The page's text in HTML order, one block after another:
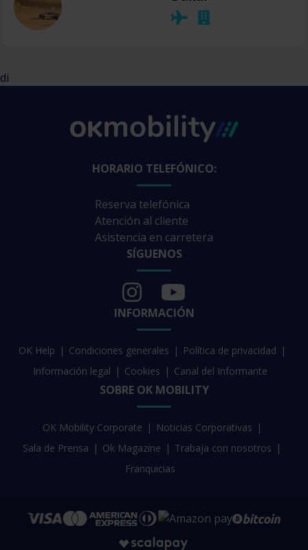
di
HORARIO TELEFÓNICO:
Reserva telefónica
Atención al cliente
Asistencia en carretera
SÍGUENOS
INFORMACIÓN
OK Help Condiciones generales
Política de privacidad
Información legal
Cookies Canal del Informante
SOBRE OK MOBILITY
OK Mobility Corporate
Noticias Corporativas
Sala de Prensa
Ok Magazine
Trabaja con nosotros
Franquicias